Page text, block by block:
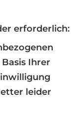
erforderlich:
Ihrer
leider